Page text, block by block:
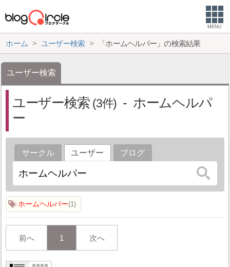
MENU
ホーム ユーザー検索 「ホームヘルパー」の検索結果
ユーザー検索
ユーザー検索 3
ホームヘルパ
ー
サークル ユーザー ブログ
ホームヘルパー 1
前へ 1 次へ